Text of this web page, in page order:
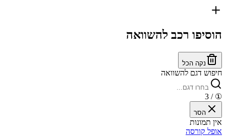
הוסיפו רכב להשוואה
נקה הכל
חיפוש דגם להשוואה
①
/ 3
הסר
אין תמונות
אופל קורסה